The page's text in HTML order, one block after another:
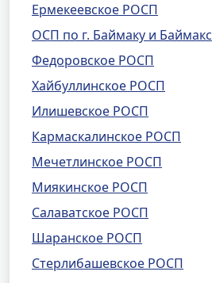
Ермекеевское РОСП
ОСП по г. Баймаку и
Федоровское РОСП
Хайбуллинское РОСП
Илишевское РОСП
Кармаскалинское РОСП
Мечетлинское РОСП
Миякинское РОСП
Салаватское РОСП
Шаранское РОСП
Стерлибашевское РОСП